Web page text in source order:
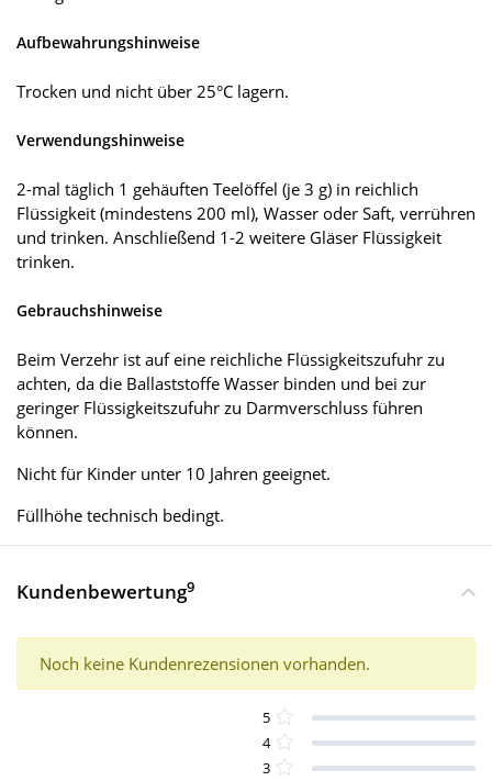
Aufbewahrungshinweise
Trocken und nicht über 25°C lagern.
Verwendungshinweise
2-mal täglich 1 gehäuften Teelöffel (je 3 g) in reichlich
Flüssigkeit (mindestens 200 ml), Wasser oder Saft, verrühren
und trinken. Anschließend 1-2 weitere Gläser Flüssigkeit
trinken.
Gebrauchshinweise
Beim Verzehr ist auf eine reichliche Flüssigkeitszufuhr zu
achten, da die Ballaststoffe Wasser binden und bei zur
geringer Flüssigkeitszufuhr zu Darmverschluss führen
können.
Nicht für Kinder unter 10 Jahren geeignet.
Füllhöhe technisch bedingt.
Kundenbewertung9
Noch keine Kundenrezensionen vorhanden.
5
4
3